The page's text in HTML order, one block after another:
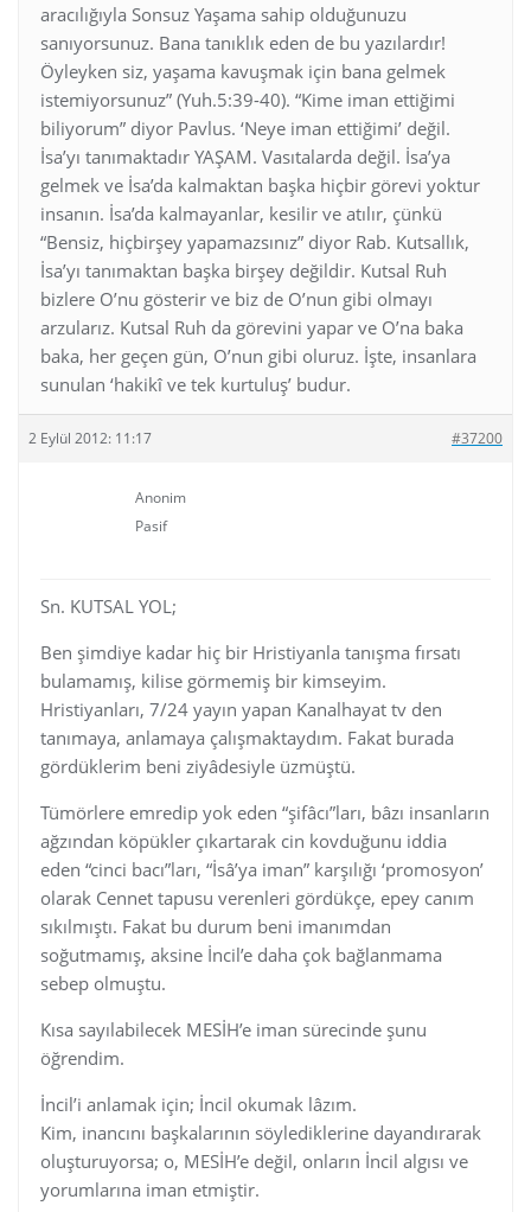
aracılığıyla Sonsuz Yaşama sahip olduğunuzu
sanıyorsunuz. Bana tanıklık eden de bu yazılardır!
Öyleyken siz, yaşama kavuşmak için bana gelmek
istemiyorsunuz” (Yuh.5:39-40). “Kime iman ettiğimi
biliyorum” diyor Pavlus. ‘Neye iman ettiğimi’ değil.
İsa’yı tanımaktadır YAŞAM. Vasıtalarda değil. İsa’ya
gelmek ve İsa’da kalmaktan başka hiçbir görevi yoktur
insanın. İsa’da kalmayanlar, kesilir ve atılır, çünkü
“Bensiz, hiçbirşey yapamazsınız” diyor Rab. Kutsallık,
İsa’yı tanımaktan başka birşey değildir. Kutsal Ruh
bizlere O’nu gösterir ve biz de O’nun gibi olmayı
arzularız. Kutsal Ruh da görevini yapar ve O’na baka
baka, her geçen gün, O’nun gibi oluruz. İşte, insanlara
sunulan ‘hakikî ve tek kurtuluş’ budur.
2 Eylül 2012: 11:17 #37200
Anonim
Pasif
Sn. KUTSAL YOL;
Ben şimdiye kadar hiç bir Hristiyanla tanışma fırsatı
bulamamış, kilise görmemiş bir kimseyim.
Hristiyanları, 7/24 yayın yapan Kanalhayat tv den
tanımaya, anlamaya çalışmaktaydım. Fakat burada
gördüklerim beni ziyâdesiyle üzmüştü.
Tümörlere emredip yok eden “şifâcı”ları, bâzı insanların
ağzından köpükler çıkartarak cin kovduğunu iddia
eden “cinci bacı”ları, “İsâ’ya iman” karşılığı ‘promosyon’
olarak Cennet tapusu verenleri gördükçe, epey canım
sıkılmıştı. Fakat bu durum beni imanımdan
soğutmamış, aksine İncil’e daha çok bağlanmama
sebep olmuştu.
Kısa sayılabilecek MESİH’e iman sürecinde şunu
öğrendim.
İncil’i anlamak için; İncil okumak lâzım.
Kim, inancını başkalarının söylediklerine dayandırarak
oluşturuyorsa; o, MESİH’e değil, onların İncil algısı ve
yorumlarına iman etmiştir.